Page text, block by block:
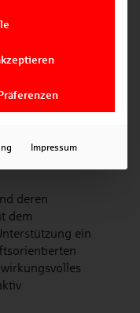
mit dem
Partnern
der
und
deren
dem
ein
Impressum